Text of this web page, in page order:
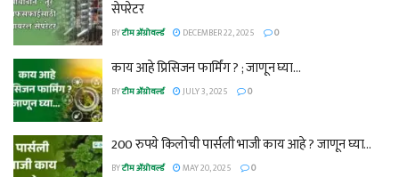
सेपरेटर
BYटीम ॲग्रोवर्ल्ड DECEMBER 22, 2025 0
काय आहे प्रिसिजन फार्मिंग ? ; जाणून घ्या…
BYटीम ॲग्रोवर्ल्ड JULY 3, 2025 0
200 रुपये किलोची पार्सली भाजी काय आहे ? जाणून घ्या…
BYटीम ॲग्रोवर्ल्ड MAY 20, 2025 0